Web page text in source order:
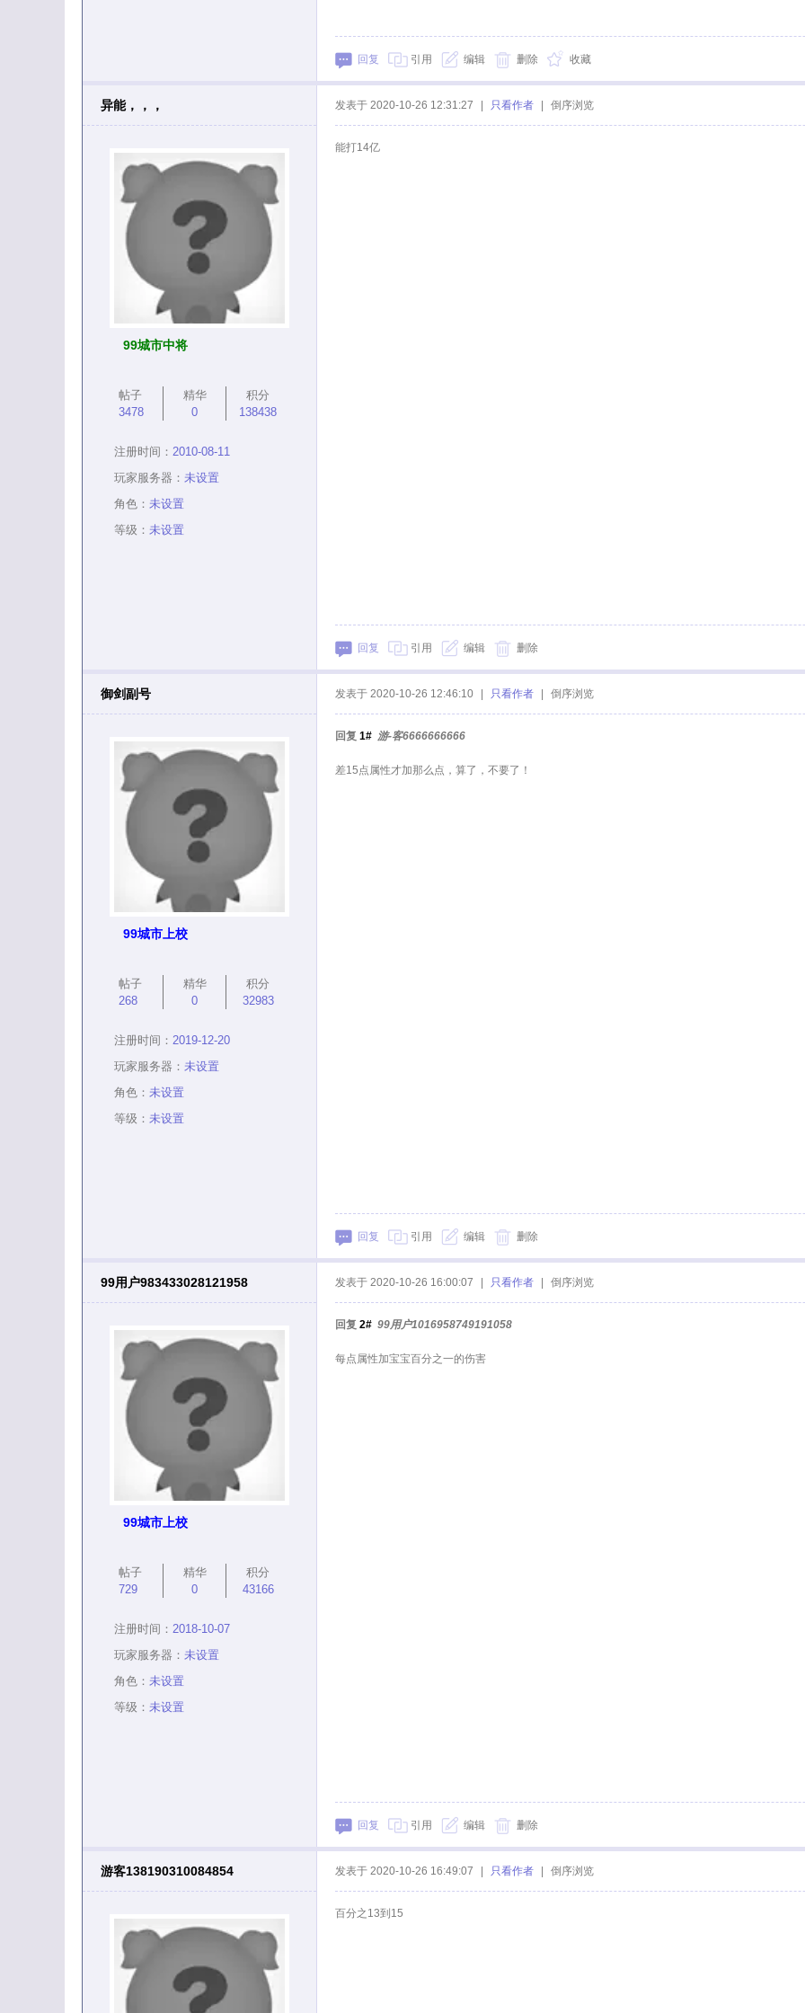
回复 引用 编辑 删除 收藏
异能，，，
99城市中将
帖子
3478
精华
0
积分
138438
注册时间： 2010-08-11
玩家服务器： 未设置
角色： 未设置
等级： 未设置
发表于 2020-10-26 12:31:27 只看作者 倒序浏览
能打14亿
回复 引用 编辑 删除
御剑副号
99城市上校
帖子
268
精华
0
积分
32983
注册时间： 2019-12-20
玩家服务器： 未设置
角色： 未设置
等级： 未设置
发表于 2020-10-26 12:46:10 只看作者 倒序浏览
回复 1# 游-客6666666666
差15点属性才加那么点，算了，不要了！
回复 引用 编辑 删除
99用户983433028121958
99城市上校
帖子
729
精华
0
积分
43166
注册时间： 2018-10-07
玩家服务器： 未设置
角色： 未设置
等级： 未设置
发表于 2020-10-26 16:00:07 只看作者 倒序浏览
回复 2# 99用户1016958749191058
每点属性加宝宝百分之一的伤害
回复 引用 编辑 删除
游客138190310084854 发表于 2020-10-26 16:49:07 只看作者 倒序浏览
百分之13到15